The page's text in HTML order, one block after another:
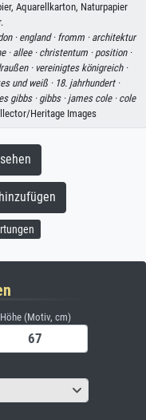
Aquarellkarton, Naturpapier
· england · fromm · architektur
·allee · christentum · position ·
· vereinigtes königreich ·
und weiß · 18. jahrhundert ·
gibbs ·gibbs · james cole · cole
Heritage Images
Höhe (Motiv, cm)